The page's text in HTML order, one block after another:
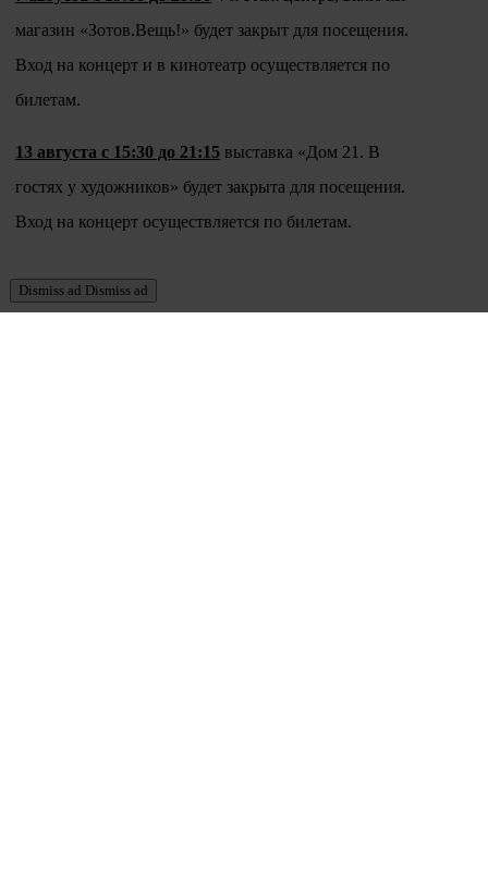
магазин «Зотов.Вещь!» будет закрыт для посещения.
Вход на концерт и в кинотеатр осуществляется по
билетам.
13 августа с 15:30 до 21:15 выставка «Дом 21. В
гостях у художников» будет закрыта для посещения.
Вход на концерт осуществляется по билетам.
Dismiss ad Dismiss ad